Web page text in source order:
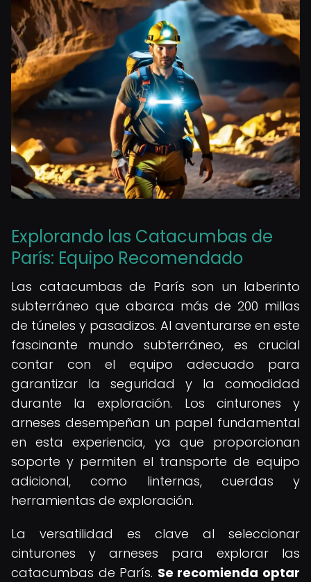
Explorando las Catacumbas de
París: Equipo Recomendado
Las catacumbas de París son un laberinto
subterráneo que abarca más de 200 millas
de túneles y pasadizos. Al aventurarse en este
fascinante mundo subterráneo, es crucial
contar con el equipo adecuado para
garantizar la seguridad y la comodidad
durante la exploración. Los cinturones y
arneses desempeñan un papel fundamental
en esta experiencia, ya que proporcionan
soporte y permiten el transporte de equipo
adicional, como linternas, cuerdas y
herramientas de exploración.
La versatilidad es clave al seleccionar
cinturones y arneses para explorar las
catacumbas de París. Se recomienda optar